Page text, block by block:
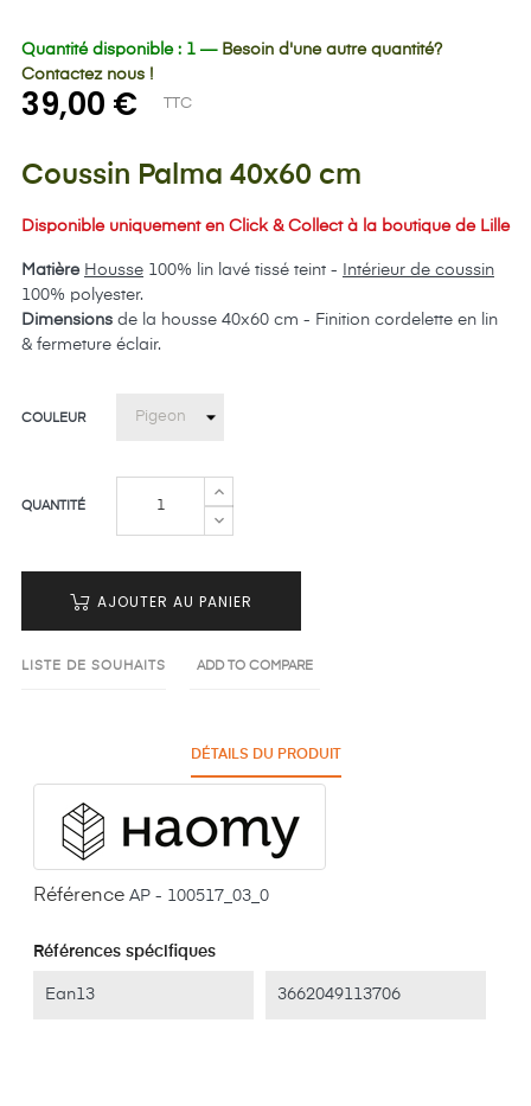
Quantité disponible : 1 — Besoin d'une autre quantité?
Contactez nous !
39,00 € TTC
Coussin Palma 40x60 cm
Disponible uniquement en Click & Collect à la boutique de Lille
Matière Housse 100% lin lavé tissé teint -
Intérieur de coussin
100% polyester.
Dimensions de la housse 40x60 cm - Finition cordelette en lin
& fermeture éclair.
COULEUR
QUANTITÉ
AJOUTER AU PANIER
LISTE DE SOUHAITS ADD TO COMPARE
DÉTAILS DU PRODUIT
Référence AP - 100517_03_0
Références spécifiques
Ean13 3662049113706